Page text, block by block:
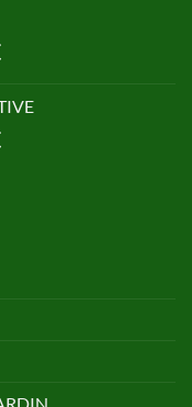
499,00 €.
El
es:
484,99 €.
El